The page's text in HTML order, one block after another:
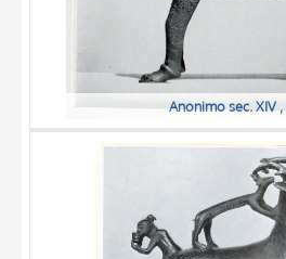
Anonimo sec. XIV ,